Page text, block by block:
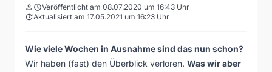
personscheduleVeröffentlicht am 08.07.2020 um 16:43 Uhr
updateAktualisiert am 17.05.2021 um 16:23 Uhr
Wie viele Wochen in Ausnahme sind das nun schon?
Wir haben (fast) den Überblick verloren. Was wir aber